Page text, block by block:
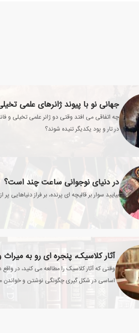
جهانی نو با پیوند ژانرهای علمی
چه اتفاقی می افتد وقتی دو ژانر علمی تخیلی و
در تار و پود یکدیگر تنیده شوند؟
در دنیای نوجوانی ساعت چند است؟
بیایید سوار بر قالیچه ای پرنده، بر فراز دنیاهایی
آثار کلاسیک، پنجره ای رو به
وقتی که آثار کلاسیک را مطالعه می کنید، در
اساسی در شکل گیری چگونگی نوشتن و خواندن